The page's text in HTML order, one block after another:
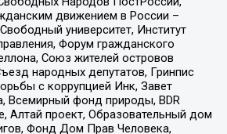
движением в России –
университет, Институт
Форум гражданского
Союз жителей островов
народных депутатов, Гринпис
с коррупцией Инк, Завет
Всемирный фонд природы, BDR
Алтай проект, Образовательный дом
Фонд Дом Прав Человека,